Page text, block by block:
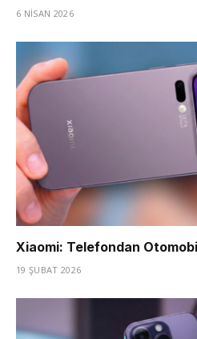
6 NISAN 2026
Xiaomi: Telefondan
19 ŞUBAT 2026